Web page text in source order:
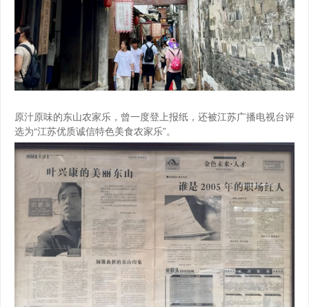
原汁原味的东山农家乐，曾一度登上报纸，还被江苏广播电视台评
选为“江苏优质诚信特色美食农家乐”。